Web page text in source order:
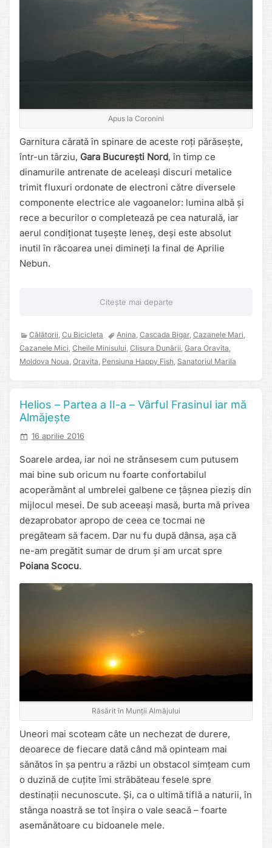
Apus la Coronini
Garnitura cărată în spinare de aceste roți părăsește,
într-un târziu, Gara București Nord, în timp ce
dinamurile antrenate de aceleași discuri metalice
trimit fluxuri ordonate de electroni către diversele
componente electrice ale vagoanelor: lumina albă și
rece a becurilor o completează pe cea naturală, iar
aerul condiționat tușește leneș, deși este absolut
inutil în răcoarea unei dimineți la final de Aprilie
Nebun.
Citește mai departe
Călătorii, Cu Bicicleta Anina, Cascada Bigar, Cazanele Mari,
Cazanele Mici, Cheile Minisului, Clisura Dunării, Gara Oravita,
Moldova Noua, Oravita, Pensiuna Happy Fish, Sanatoriul Marila
Helios – Partea a II-a – Vârful Frasinul iar mă
Almăjește
16 aprilie 2016
Soarele ardea, iar noi ne strânsesem cum putusem
mai bine sub oricum nu foarte confortabilul
acoperământ al umbrelei galbene ce țâșnea pieziș din
mijlocul mesei. De sub aceeași masă, burta mă privea
dezaprobator apropo de ceea ce tocmai ne
pregăteam să facem. Dar nu fu după dânsa, așa că
ne-am pregătit sumar de drum și am urcat spre
Poiana Scocu.
Răsărit în Munții Almăjului
Uneori mai scoteam câte un nechezat de durere,
deoarece de fiecare dată când mă opinteam mai
sănătos în șa pentru a răzbi un obstacol simțeam cum
o duzină de cuțite îmi străbăteau fesele spre
destinații necunoscute. Și, ca o ultimă tiflă a naturii, în
stânga noastră se tot înșira o vale seacă – foarte
asemănătoare cu bidoanele mele.